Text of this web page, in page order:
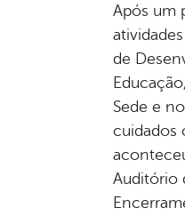
Após um
de
Sede e
cuidados
Auditório